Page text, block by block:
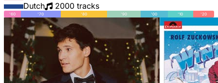
Dutch 2000 tracks
'60 '70 '80 '90 '00 '10 '20